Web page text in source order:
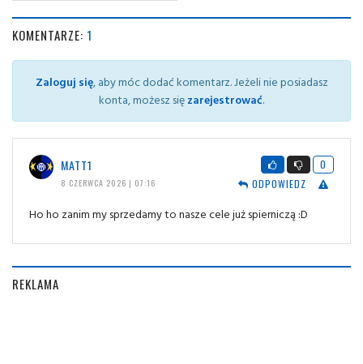
KOMENTARZE: 1
Zaloguj się, aby móc dodać komentarz. Jeżeli nie posiadasz
konta, możesz sięzarejestrować.
MATT1
8 CZERWCA 2026 | 07:16
0
ODPOWIEDZ
Ho ho zanim my sprzedamy to nasze cele już spierniczą :D
REKLAMA